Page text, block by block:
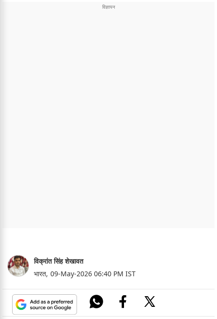
विक्रांत सिंह शेखावत
भारत, 09-May-2026 06:40 PM IST